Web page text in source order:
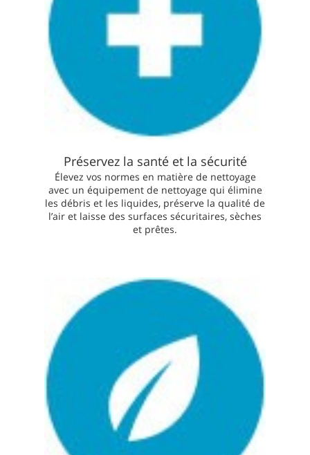
Préservez la santé et la sécurité
Élevez vos normes en matière de nettoyage
avec un équipement de nettoyage qui élimine
les débris et les liquides, préserve la qualité de
l’air et laisse des surfaces sécuritaires, sèches
et prêtes.